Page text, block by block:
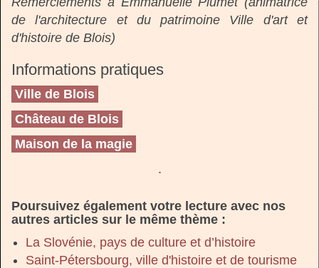
de l'architecture et du patrimoine Ville d'art et
d'histoire de Blois)
Informations pratiques
Ville de Blois
Château de Blois
Maison de la magie
.
Poursuivez également votre lecture avec nos
autres articles sur le même thème :
La Slovénie, pays de culture et d’histoire
Saint-Pétersbourg, ville d'histoire et de tourisme